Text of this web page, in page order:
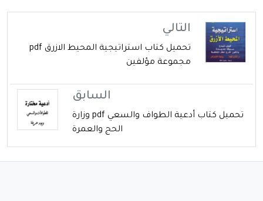
التالي
تحميل كتاب استراتيجية المحيط الازرق pdf
مجموعة مؤلفين
السابق
تحميل كتاب أدعية الطواف والسعي pdf وزارة
الحج والعمرة